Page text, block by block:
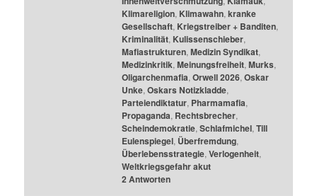
Klimareligion, Klimawahn, kranke
Gesellschaft, Kriegstreiber + Banditen,
Kriminalität, Kulissenschieber,
Mafiastrukturen, Medizin Syndikat,
Medizinkritik, Meinungsfreiheit, Murks,
Oligarchenmafia, Orwell 2026, Oskar
Unke, Oskars Notizkladde,
Parteiendiktatur, Pharmamafia,
Propaganda, Rechtsbrecher,
Scheindemokratie, Schlafmichel, Till
Eulenspiegel, Überfremdung,
Überlebensstrategie, Verlogenheit,
Weltkriegsgefahr akut
2 Antworten